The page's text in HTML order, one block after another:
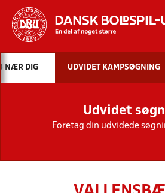
STILLINGER,
HOLD
NÆR DIG UDVIDET KAMPSØGNING
Udvidet
Foretag din udvidede